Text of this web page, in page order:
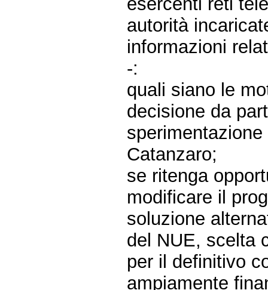
autorità
informazioni
-:
quali siano le
decisione da
Catanzaro;
se ritenga
modificare il
soluzione
del NUE, scelta
per il definitivo
ampiamente